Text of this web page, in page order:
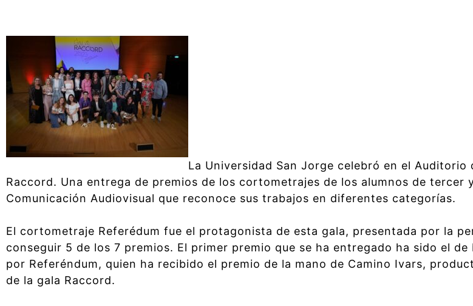
La Universidad San Jorge celebró en el Auditorio
Raccord. Una entrega de premios de los cortometrajes de los alumnos de tercer
Comunicación Audiovisual que reconoce sus trabajos en diferentes categorías.
El cortometraje Referédum fue el protagonista de esta gala, presentada por la
conseguir 5 de los 7 premios. El primer premio que se ha entregado ha sido el de
por Referéndum, quien ha recibido el premio de la mano de Camino Ivars,
de la gala Raccord.